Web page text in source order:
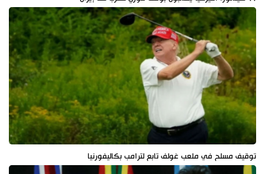
توقيف مسلح في ملعب غولف تابع لترامب بكاليفورنيا